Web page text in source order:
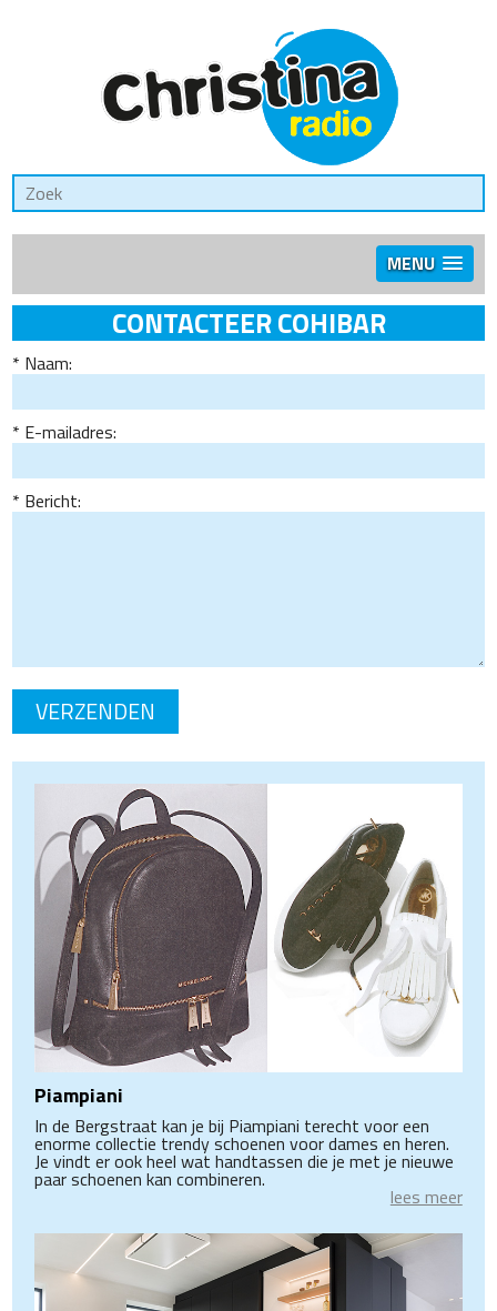
MENU
CONTACTEER COHIBAR
Naam:
E-mailadres:
Bericht:
Piampiani
In de Bergstraat kan je bij Piampiani terecht voor een
enorme collectie trendy schoenen voor dames en heren.
Je vindt er ook heel wat handtassen die je met je nieuwe
paar schoenen kan combineren.
lees meer